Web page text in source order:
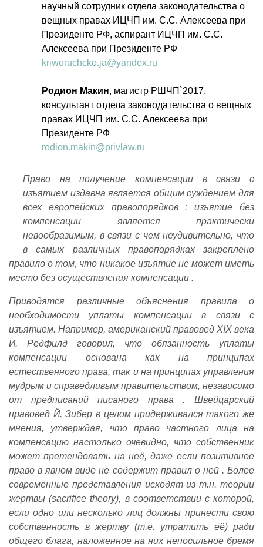
научный сотрудник отдела законодательства о
вещных правах ИЦЧП им. С.С. Алексеева при
Президенте РФ, аспирант ИЦЧП им. С.С.
Алексеева при Президенте РФ
kriworuchcko.ja@yandex.ru
Родион Макин, магистр РШЧП`2017,
консультант отдела законодательства о вещных
правах ИЦЧП им. С.С. Алексеева при
Президенте РФ
rodion.makin@privlaw.ru
Право на получение компенсации в связи с
изъятием издавна является общим суждением для
всех европейских правопорядков : изъятие без
компенсации является практически
невообразимым, в связи с чем неудивительно, что
в самых различных правопорядках закреплено
правило о том, что никакое изъятие не может иметь
место без осуществления компенсации .
Приводятся различные объяснения правила о
необходимости уплаты компенсации в связи с
изъятием. Например, американский правовед XIX века
И. Редфилд говорил, что обязанность уплаты
компенсации основана как на принципах
естественного права, так и на принципах управления
мудрым и справедливым правительством, независимо
от предписаний писаного права . Швейцарский
правовед Й. Зибер в целом придерживался такого же
мнения, утверждая, что право частного лица на
компенсацию настолько очевидно, что собственник
может претендовать на неё, даже если позитивное
право в явном виде не содержит правил о ней . Более
современные представления исходят из т.н. теории
жертвы (sacrifice theory), в соответствии с которой,
если одно или несколько лиц должны принести свою
собственность в жертву (т.е. утратить её) ради
общего блага, наложенное на них непосильное бремя